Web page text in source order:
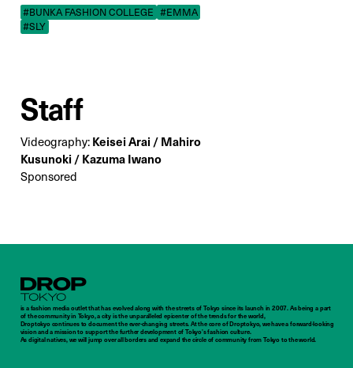
#BUNKA FASHION COLLEGE #EMMA
#SLY
Staff
Videography:Keisei Arai / Mahiro
Kusunoki / Kazuma Iwano
Sponsored
Droptokyo
is a fashion media outlet that has evolved along with the streets of Tokyo since its launch in 2007. As being a part
of the community in Tokyo, a city is the unparalleled epicenter of the trends for the world,
Droptokyo continues to document the ever-changing streets. At the core of Droptokyo, we have a forward-looking
vision and a mission to support the further development of Tokyo’s fashion culture.
As digital natives, we will jump over all borders and expand the circle of community from Tokyo to the world.